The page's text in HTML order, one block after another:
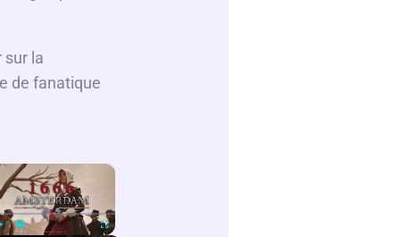
sur la
de fanatique
×